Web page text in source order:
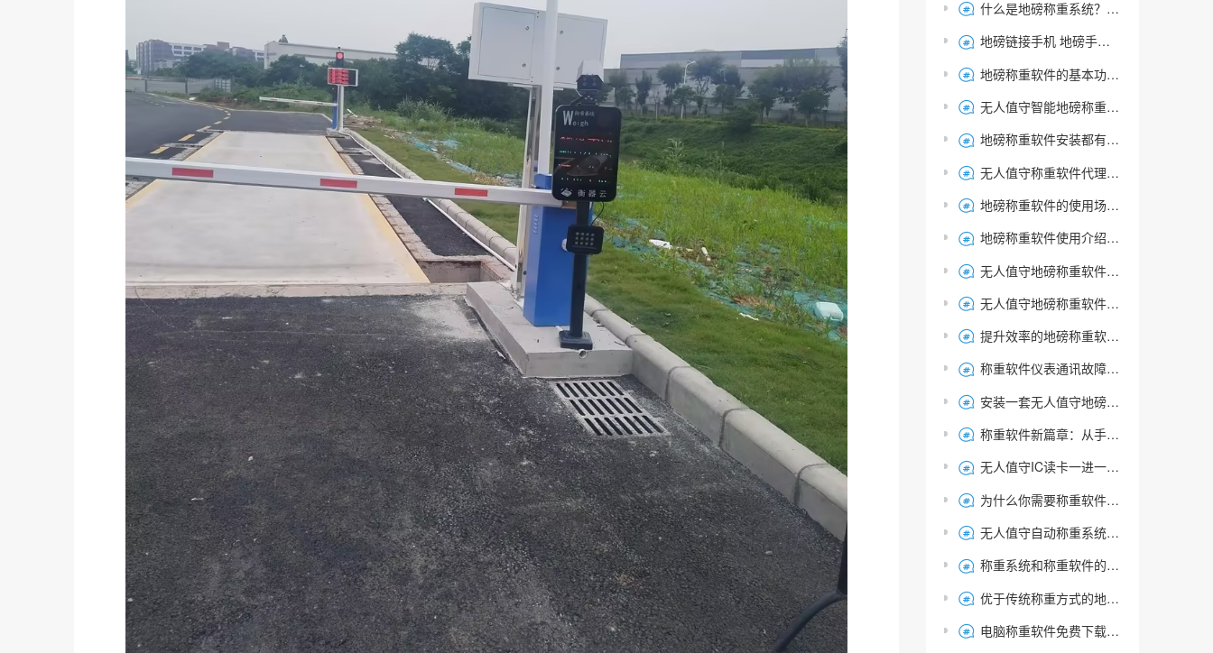
 什么是地磅称重系统？捷俊通称重软件的功能与作用解析
 地磅链接手机 地磅手机软件哪个好 衡器云
 地磅称重软件的基本功能是什么？
 无人值守智能地磅称重软件的异常告警功能解析
 地磅称重软件安装都有哪些注意事项？常见问题，软件配置，教程
 无人值守称重软件代理商推荐:捷俊通产品在各个省份销售火爆
 地磅称重软件的使用场景-行业都有哪些？
 地磅称重软件使用介绍，从入门到精通，轻松掌握！
 无人值守地磅称重软件，智能称重管理系统！
 无人值守地磅称重软件十大功能，如何选择适合你的智能称重管理系统
 提升效率的地磅称重软件：简化称重流程，优化称重管理系统
 称重软件仪表通讯故障？解决串口失败问题指南！
 安装一套无人值守地磅称重系统大概要多少钱？
 称重软件新篇章：从手工到智能的无人值守地磅称重管理系统
 无人值守IC读卡一进一出称重系统的工作流程和组成
 为什么你需要称重软件：进一步提升业务操作效率
 无人值守自动称重系统的核心组成部分--地磅称重软件解析
 称重系统和称重软件的有什么区别？
 优于传统称重方式的地磅无人值守自动称重软件|选捷俊通
 电脑称重软件免费下载及安装使用介绍：打印磅单，智能过磅